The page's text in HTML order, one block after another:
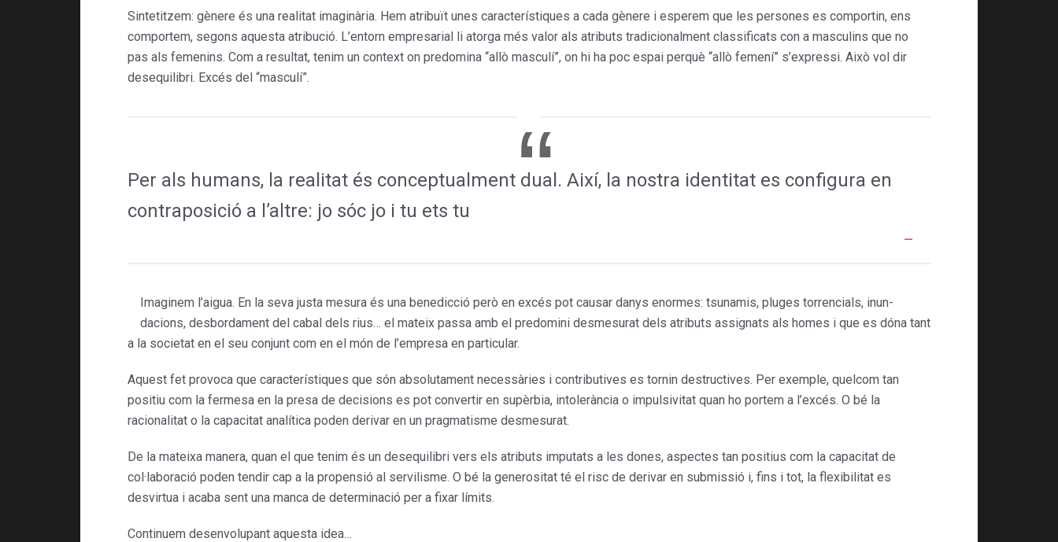
Sintetitzem: gènere és una rea­litat imaginària. Hem atribuït unes característiques a cada gènere i esperem que les persones es com­portin, ens
comportem, segons aquesta atribució. L’entorn empre­sarial li atorga més valor als atributs tradicionalment classificats con a masculins que no
pas als femenins. Com a resultat, tenim un context on predomina “allò masculí”, on hi ha poc espai perquè “allò femení” s’expressi. Això vol dir
desequilibri. Excés del “masculí”.
Per als humans, la realitat és conceptualment dual. Així, la nostra identitat es configura en
contraposició a l’altre: jo sóc jo i tu ets tu
Imaginem l’aigua. En la seva justa mesura és una benedicció però en excés pot causar danys enormes: tsunamis, pluges torrencials, inun­
dacions, desbordament del cabal dels rius… el mateix passa amb el predomini desmesurat dels atributs assignats als homes i que es dóna tant
a la societat en el seu conjunt com en el món de l’empresa en par­ticular.
Aquest fet provoca que carac­terístiques que són absolutament necessàries i contributives es tornin destructives. Per exemple, quelcom tan
positiu com la fermesa en la presa de decisions es pot convertir en supèrbia, intolerància o impulsi­vitat quan ho portem a l’excés. O bé la
racionalitat o la capacitat analítica poden derivar en un pragmatisme desmesurat.
De la mateixa manera, quan el que tenim és un desequilibri vers els atributs imputats a les dones, aspectes tan positius com la capa­citat de
col·laboració poden tendir cap a la propensió al servilisme. O bé la generositat té el risc de derivar en submissió i, fins i tot, la flexibilitat es
desvirtua i acaba sent una manca de determinació per a fixar límits.
Continuem desenvolupant aquesta idea…